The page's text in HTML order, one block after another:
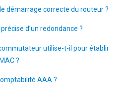
démarrage correcte du routeur ?
d’un redondance ?
utilise-t-il pour établir
?
AAA ?